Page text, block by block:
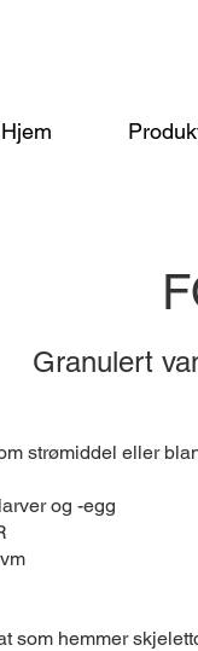
Hjem
Granulert
strømiddel eller
og -egg
som hemmer